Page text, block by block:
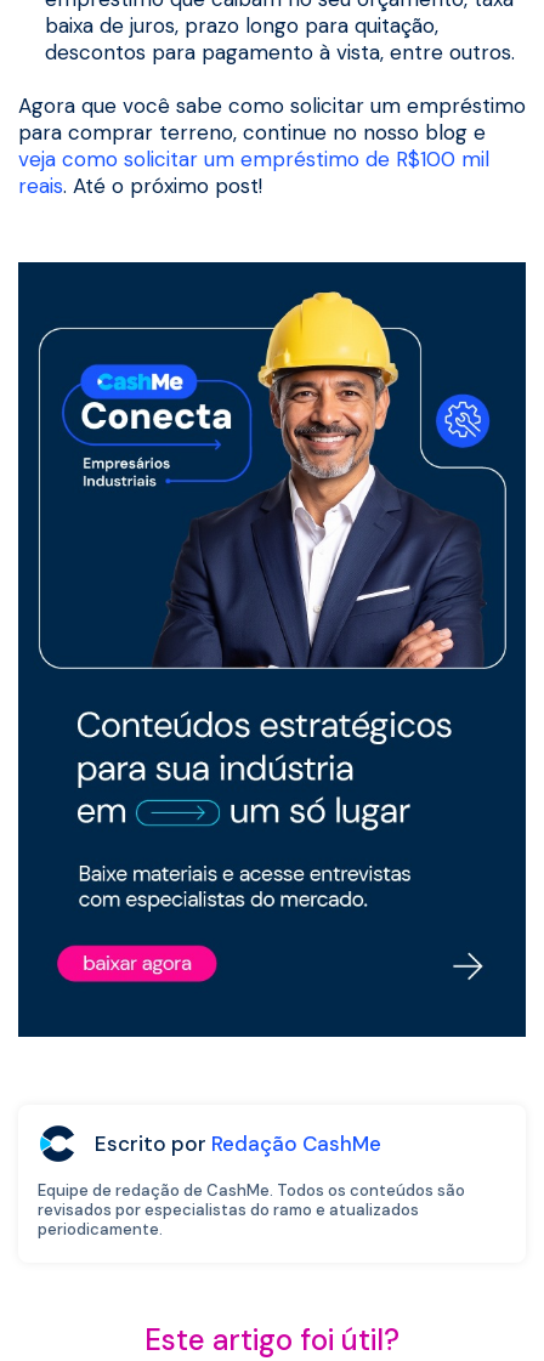
Escrito por Redação CashMe
Equipe de redação de CashMe. Todos os conteúdos são
revisados por especialistas do ramo e atualizados
periodicamente.
baixa de juros, prazo longo para quitação,
descontos para pagamento à vista, entre outros.
Agora que você sabe como solicitar um empréstimo
para comprar terreno, continue no nosso blog e
veja como solicitar um empréstimo de R$100 mil
reais. Até o próximo post!
Este artigo foi útil?